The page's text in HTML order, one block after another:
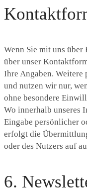
Wenn Sie mit uns
über unser
Ihre Angaben. Weitere
und nutzen wir nur,
ohne besondere
Wo innerhalb unseres
Eingabe persönlicher
erfolgt die
oder des Nutzers auf
6.